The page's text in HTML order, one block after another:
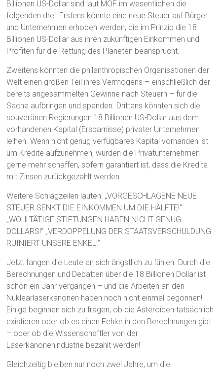
Billionen US-Dollar sind laut MOF im wesentlichen die
folgenden drei: Erstens könnte eine neue Steuer auf Bürger
und Unternehmen erhoben werden, die im Prinzip die 18
Billionen US-Dollar aus ihren zukünftigen Einkommen und
Profiten für die Rettung des Planeten beansprucht.
Zweitens könnten die philanthropischen Organisationen der
Welt einen großen Teil ihres Vermögens – einschließlich der
bereits angesammelten Gewinne nach Steuern – für die
Sache aufbringen und spenden. Drittens könnten sich die
souveränen Regierungen 18 Billionen US-Dollar aus dem
vorhandenen Kapital (Ersparnisse) privater Unternehmen
leihen. Wenn nicht genug verfügbares Kapital vorhanden ist
um Kredite aufzunehmen, würden die Privatunternehmen
gerne mehr schaffen, sofern garantiert ist, dass die Kredite
mit Zinsen zurückgezahlt werden.
Weitere Schlagzeilen lauten: „VORGESCHLAGENE NEUE
STEUER SENKT DIE EINKOMMEN UM DIE HÄLFTE!“
„WOHLTÄTIGE STIFTUNGEN HABEN NICHT GENUG
DOLLARS!“ „VERDOPPELUNG DER STAATSVERSCHULDUNG
RUINIERT UNSERE ENKEL!“
Jetzt fangen die Leute an sich ängstlich zu fühlen. Durch die
Berechnungen und Debatten über die 18 Billionen Dollar ist
schon ein Jahr vergangen – und die Arbeiten an den
Nuklearlaserkanonen haben noch nicht einmal begonnen!
Einige beginnen sich zu fragen, ob die Asteroiden tatsächlich
existieren oder ob es einen Fehler in den Berechnungen gibt
– oder ob die Wissenschaftler von der
Laserkanonenindustrie bezahlt werden!
Gleichzeitig bleiben nur noch zwei Jahre, um die